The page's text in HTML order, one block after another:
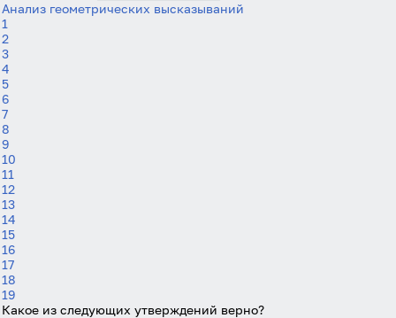
Анализ геометрических высказываний
1
2
3
4
5
6
7
8
9
10
11
12
13
14
15
16
17
18
19
Какое из следующих утверждений верно?